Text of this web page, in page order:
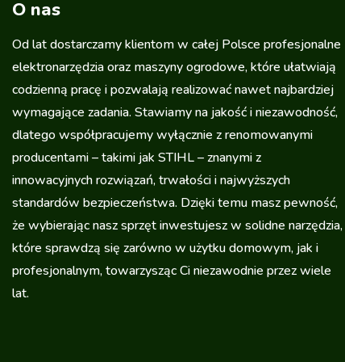
O nas
Od lat dostarczamy klientom w całej Polsce profesjonalne
elektronarzędzia oraz maszyny ogrodowe, które ułatwiają
codzienną pracę i pozwalają realizować nawet najbardziej
wymagające zadania. Stawiamy na jakość i niezawodność,
dlatego współpracujemy wyłącznie z renomowanymi
producentami – takimi jak STIHL – znanymi z
innowacyjnych rozwiązań, trwałości i najwyższych
standardów bezpieczeństwa. Dzięki temu masz pewność,
że wybierając nasz sprzęt inwestujesz w solidne narzędzia,
które sprawdzą się zarówno w użytku domowym, jak i
profesjonalnym, towarzysząc Ci niezawodnie przez wiele
lat.